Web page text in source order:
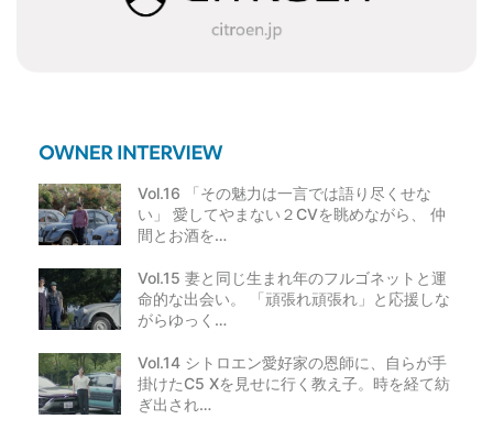
Vol.16 「その魅力は一言では語り尽くせな
い」 愛してやまない２CVを眺めながら、 仲
間とお酒を…
Vol.15 妻と同じ生まれ年のフルゴネットと運
命的な出会い。 「頑張れ頑張れ」と応援しな
がらゆっく…
Vol.14 シトロエン愛好家の恩師に、自らが手
掛けたC5 Xを見せに行く教え子。時を経て紡
ぎ出され…